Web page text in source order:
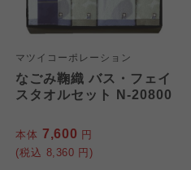
マツイコーポレーション
なごみ鞠織 バス・フェイ
スタオルセット N-20800
本体 7,600 円
(税込 8,360 円)